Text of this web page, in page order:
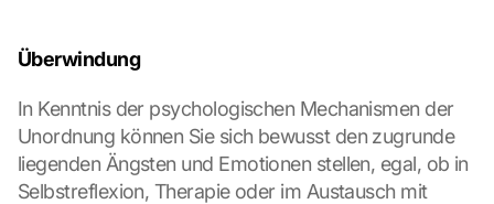
Überwindung
In Kenntnis der psychologischen Mechanismen der
Unordnung können Sie sich bewusst den zugrunde
liegenden Ängsten und Emotionen stellen, egal, ob in
Selbstreflexion, Therapie oder im Austausch mit